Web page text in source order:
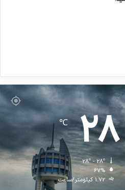
28
℃
28º - 28º
67%
1.72 کیلومتر/ساعت